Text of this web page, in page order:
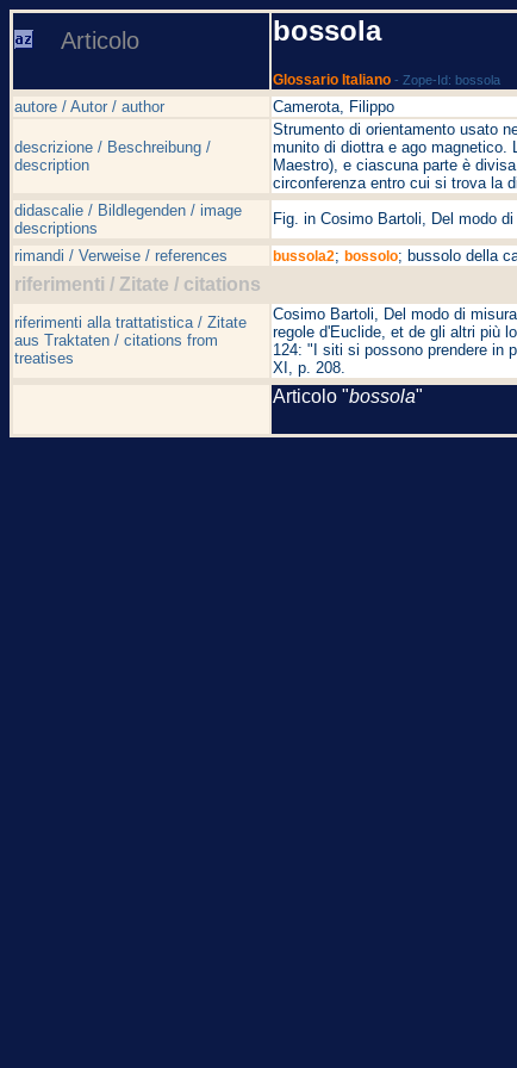
Articolo bossola
Glossario Italiano - Zope-Id: bossola
autore / Autor / author Camerota, Filippo
descrizione / Beschreibung /
description
Strumento di orientamento usato
munito di diottra e ago magnetico.
Maestro), e ciascuna parte è
circonferenza entro cui si trova la
didascalie / Bildlegenden / image
descriptions
Fig. in Cosimo Bartoli, Del modo
rimandi / Verweise / references bussola2;bossolo; bussolo della
riferimenti / Zitate / citations
riferimenti alla trattatistica / Zitate
aus Traktaten / citations from
treatises
Cosimo Bartoli, Del modo di
regole d'Euclide, et de gli altri più
124: "I siti si possono prendere in
XI, p. 208.
Articolo "bossola"